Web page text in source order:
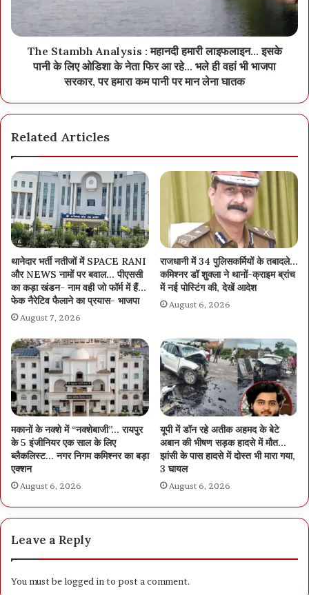
The Stambh Analysis : महानदी हमारी लाइफलाइन… इसके
पानी के लिए ओडिशा के नेता फिर आ रहे… भले ही वहां भी भाजपा
सरकार, पर हमारा कम पानी पर मान लेना घातक
Related Articles
थानेदार भर्ती नतीजों में SPACE RANI
और NEWS नामों पर बवाल… पीएससी
का कड़ा खंडन- नाम वही जो फॉर्म में हैं…
फेक नैरेटिव फैलाने का प्रयास- भाजपा
August 7, 2026
राजधानी में 34 पुलिसकर्मियों के तबादले…
कमिश्नर डॉ शुक्ला ने थानों-क्राइम ब्रांच
में नई पोस्टिंग की, देखें आदेश
August 6, 2026
मकानों के नक्शे में “नक्शेबाजी”… रायपुर
के 5 इंजीनियर एक साल के लिए
ब्लैकलिस्ट… नगर निगम कमिश्नर का बड़ा
एक्शन
August 6, 2026
यूपी में डॉन रहे अतीक अहमद के बेटे
अबान की भीषण सड़क हादसे में मौत…
झांसी के पास हादसे में दोस्त भी मारा गया,
3 घायल
August 6, 2026
Leave a Reply
You must belogged in to post a comment.